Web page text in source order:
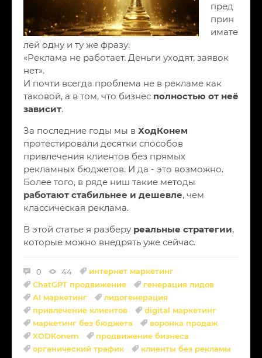
пред
прин
имате
лей одну и ту же фразу:
«Реклама не работает. Деньги уходят, заявок
нет».
И почти всегда проблема не в рекламе как
таковой, а в том, что бизнес полностью от неё
зависит.
За последние годы мы в ХодКонем
протестировали десятки способов
привлечения клиентов без прямых
рекламных бюджетов. И да - это возможно.
Более того, в ряде ниш такие методы
работают стабильнее и дешевле, чем
классическая реклама.
В этой статье я разберу реальные стратегии,
которые можно внедрять уже сейчас.
0 44
интернет маркетинг
ChatGPT продвижение
генерация лидов
AI маркетинг
лидогенерация
привлечение клиентов
digital маркетинг
маркетинг без бюджета
воронка продаж
XODKonem
продвижение бизнеса
органический трафик
клиенты без рекламы